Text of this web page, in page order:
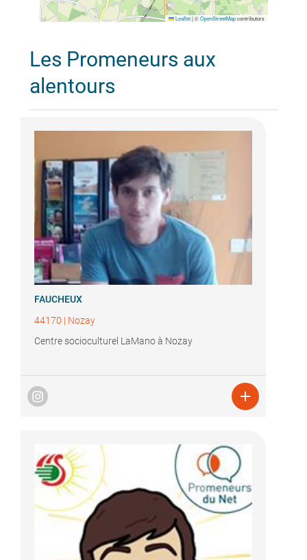
Leaflet |©OpenStreetMapcontributors
Les Promeneurs aux
alentours
FAUCHEUX
44170 | Nozay
Centre socioculturel LaMano à Nozay
